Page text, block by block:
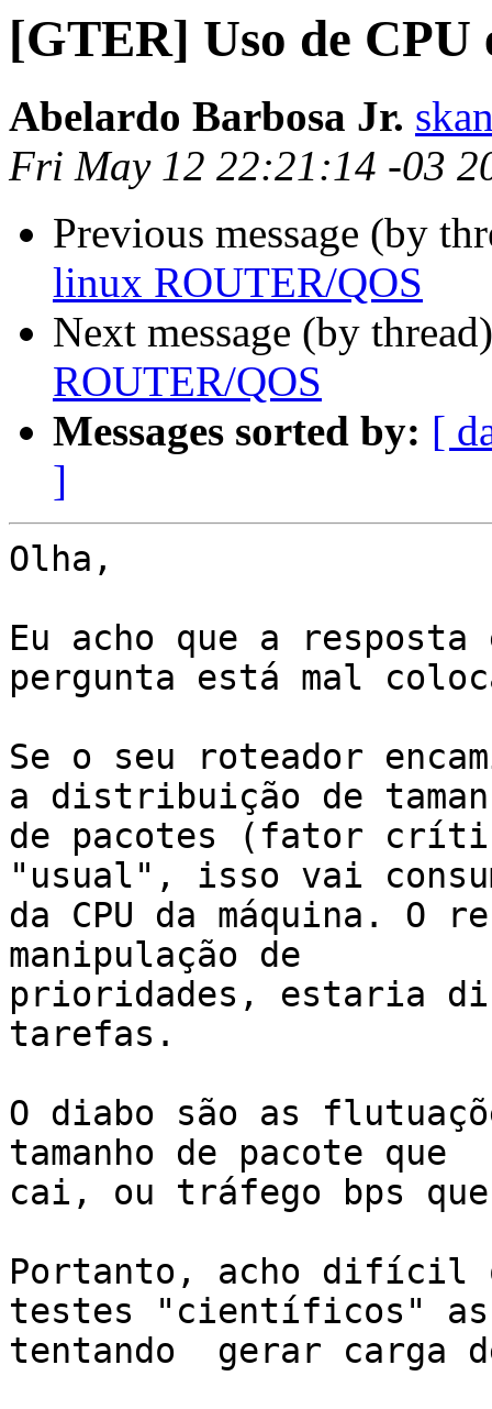
[GTER] Uso de
Abelardo Barbosa Jr.
Fri May 12 22:21:14 -03
Previous message (by
linux ROUTER/QOS
Next message (by
ROUTER/QOS
Messages sorted by: [
]
Olha,
Eu acho que a
pergunta está mal
Se o seu roteador
a distribuição de
de pacotes (fator
"usual", isso vai
da CPU da máquina. O
manipulação de
prioridades, estaria
tarefas.
O diabo são as
tamanho de pacote que
cai, ou tráfego bps que
Portanto, acho difícil
testes "científicos"
tentando  gerar carga